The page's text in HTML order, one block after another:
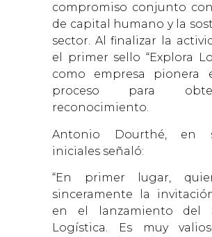
compromiso conjunto
de capital humano y la
sector. Al finalizar la
el primer sello “Explora
como empresa pionera
proceso para
reconocimiento.
Antonio Dourthé, en
iniciales señaló:
“En primer lugar,
sinceramente la
en el lanzamiento del
Logística. Es muy